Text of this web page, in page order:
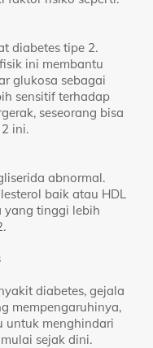
diabetes tipe 2.
ini membantu
glukosa sebagai
sensitif terhadap
seseorang bisa
ini.
abnormal.
baik atau HDL
yang tinggi lebih
diabetes, gejala
mempengaruhinya,
untuk menghindari
sejak dini.